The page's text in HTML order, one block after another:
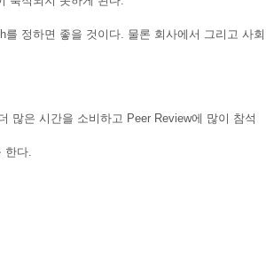
정하면 좋을 것이다. 물론 회사에서 그리고 사회
많은 시간을 소비하고 Peer Review에 많이 참석
한다.